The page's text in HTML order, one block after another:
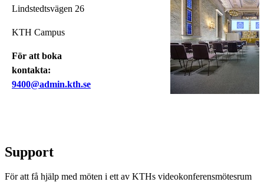
Lindstedtsvägen 26
KTH Campus
För att boka
kontakta:
9400@admin.kth.se
Support
För att få hjälp med möten i ett av KTHs videokonferensmötesrum